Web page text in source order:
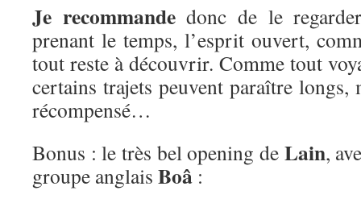
Je recommandedonc de le
prenant le temps, l’esprit ouvert,
tout reste à découvrir. Comme tout
certains trajets peuvent paraître longs,
récompensé…
Bonus : le très bel opening de Lain,
groupe anglais Boâ :